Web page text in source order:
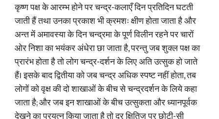
कृष्ण पक्ष के आरम्भ होने पर चन्द्र-कलाएँ दिन प्रतिदिन घटती
जाती हैं तथा उनका प्रकाश भी क्रमशः क्षीण होता जाता है और
अन्त में अमावस्या के दिन चन्द्रमा के पूर्ण विलीन रहने पर चारों
ओर निशा का भयंकर अंधेरा छा जाता है, परन्तु जब शुक्ल पक्ष का
प्रारंभ होता है तो लोग चन्द्र-दर्शन के लिए अति उत्सुक हो जाते
हैं। इसके बाद द्वितीया को जब चन्द्र अधिक स्पष्ट नहीं होता, तब
लोगों को वृक्ष की दो शाखाओं के बीच से चन्द्रदर्शन के लिये कहा
जाता है; और जब इन शाखाओं के बीच उत्सुकता और ध्यानपूर्वक